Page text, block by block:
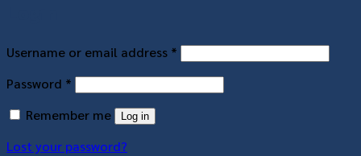
Username or email address *
Password *
Remember me
Log in
Lost your password?